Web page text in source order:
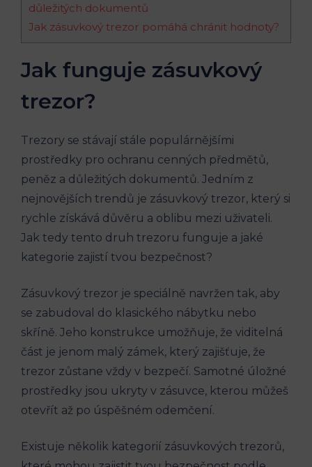
důležitých dokumentů
Jak zásuvkový trezor pomáhá chránit hodnoty?
Jak funguje zásuvkový
trezor?
Trezory se stávají stále populárnějšími
prostředky pro ochranu cenných předmětů,
peněz a důležitých dokumentů. Jedním z
nejnovějších trendů je zásuvkový trezor, který si
rychle získává důvěru a oblibu mezi uživateli.
Jak tedy tento druh trezoru funguje a jaké
kategorie zajistí tvou bezpečnost?
Zásuvkový trezor je speciálně navržen tak, aby
se zabudoval do klasického nábytku nebo
skříně. Jeho konstrukce umožňuje, že viditelná
část je jenom malý zámek, který zajišťuje, že
trezor zůstane vždy v bezpečí. Samotné úložné
prostředky jsou ukryty v zásuvce, kterou můžeš
otevřít až po úspěšném odemčení.
Existuje několik kategorií zásuvkových trezorů,